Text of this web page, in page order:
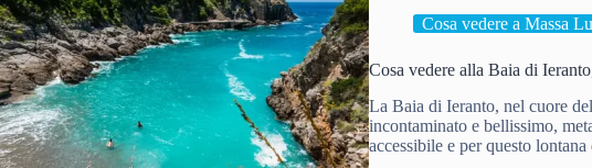
Cosa vedere a Massa
Cosa vedere alla Baia di
La Baia di Ieranto, nel cuore
incontaminato e bellissimo,
accessibile e per questo